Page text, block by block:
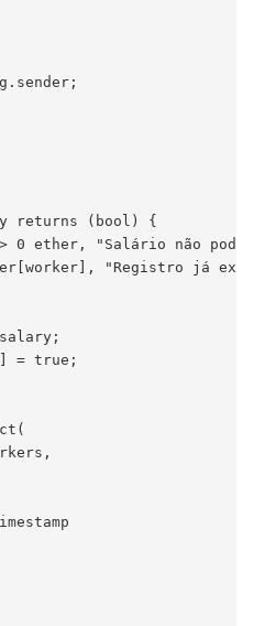
returns (bool) {
0 ether, "Salário não pode
"Registro já
= true;